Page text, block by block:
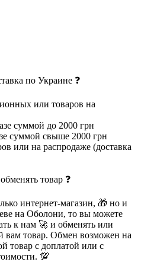
по Украине ❓
или товаров на
суммой до 2000 грн
суммой свыше 2000 грн
или на распродаже (доставка
товар ❓
интернет-магазин, 🎁 но и
на Оболони, то вы можете
к нам 🚀 и обменять или
вам товар. Обмен возможен на
товар с доплатой или с
💯